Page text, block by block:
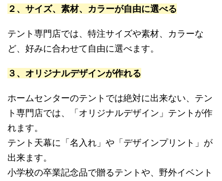
２、サイズ、素材、カラーが自由に選べる
テント専門店では、特注サイズや素材、カラーな
ど、好みに合わせて自由に選べます。
３、オリジナルデザインが作れる
ホームセンターのテントでは絶対に出来ない、テン
ト専門店では、「オリジナルデザイン」テントが作
れます。
テント天幕に「名入れ」や「デザインプリント」が
出来ます。
小学校の卒業記念品で贈るテントや、野外イベント